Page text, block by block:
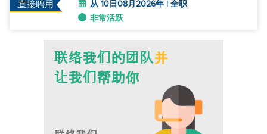
直接聘用
从 10日08月2026年 | 全职
非常活跃